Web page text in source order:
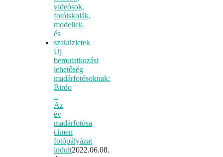
Új
bemutatkozási
lehetőség
madárfotósoknak:
Birdo
–
Az
év
madárfotósa
címen
fotópályázat
indult2022.06.08.